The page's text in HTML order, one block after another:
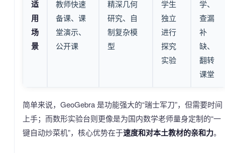
适
用
场
景
教师快速
备课、课
堂演示、
公开课
精深几何
研究、自
制复杂模
型
学生
独立
进行
探究
实验
学、
查漏
补
缺、
翻转
课堂
简单来说，GeoGebra 是功能强大的“瑞士军刀”，但需要时间
上手；而数形实验台则更像是为国内数学老师量身定制的“一
键自动炒菜机”，核心优势在于速度和对本土教材的亲和力。